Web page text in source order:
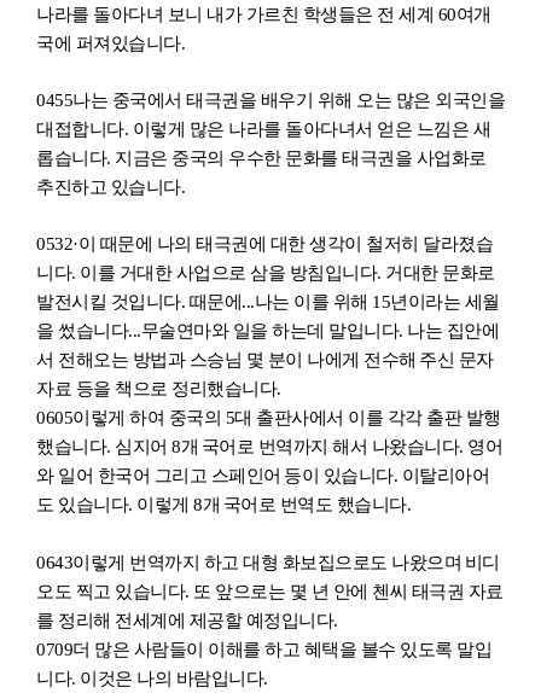
나라를 돌아다녀 보니 내가 가르친 학생들은 전 세계 60여개
국에 퍼져있습니 다.
0455나는 중국에서 태극권을 배우기 위해 오는 많은 외국인을
대접합니 다. 이렇게 많은 나라를 돌아다녀서 얻은 느낌은 새
롭습니 다. 지금은 중국의 우수한 문화를 태극권을 사업화로
추진하고 있습니 다.
0532·이 때문에 나의 태극권에 대한 생각이 철저히 달라졌습
니 다. 이를 거대한 사업으로 삼을 방침입니 다. 거대한 문화로
발전시킬 것입니 다. 때문에...나는 이를 위해 15년이라는 세월
을 썼습니 다...무술연마와 일을 하는데 말입니 다. 나는 집안에
서 전해오는 방법과 스승님 몇 분이 나에게 전수해 주신 문자
자료 등을 책으로 정리 했습니 다.
0605이렇게 하여 중국의 5대 출판사에서 이를 각각 출판 발행
했습니 다. 심지어 8개 국어로 번역까지 해서 나왔습니 다. 영어
와 일어 한국어 그리고 스페인어 등이 있습니 다. 이탈리아어
도 있습니 다. 이렇게 8개 국어로 번역도 했습니 다.
0643이렇게 번역까지 하고 대형 화보집으로도 나왔으며 비디
오도 찍고 있습니 다. 또 앞으로는 몇 년 안에 첸씨 태극권 자료
를 정리해 전세계에 제공할 예정입니 다.
0709더 많은 사람들이 이해를 하고 혜택을 볼수 있도록 말입
니 다. 이것은 나의 바람입니 다.